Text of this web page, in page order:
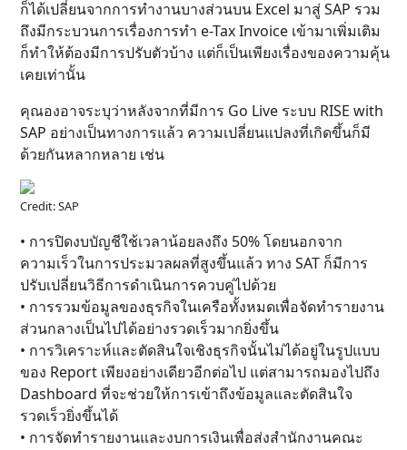
ก็ได้เปลี่ยนจากการทำงานบางส่วนบน Excel มาสู่ SAP รวม
ถึงมีกระบวนการเรื่องการทำ e-Tax Invoice เข้ามาเพิ่มเติม
ก็ทำให้ต้องมีการปรับตัวบ้าง แต่ก็เป็นเพียงเรื่องของความคุ้น
เคยเท่านั้น
คุณองอาจระบุว่าหลังจากที่มีการ Go Live ระบบ RISE with
SAP อย่างเป็นทางการแล้ว ความเปลี่ยนแปลงที่เกิดขึ้นก็มี
ด้วยกันหลากหลาย เช่น
Credit: SAP
• การปิดงบบัญชีใช้เวลาน้อยลงถึง 50% โดยนอกจาก
ความเร็วในการประมวลผลที่สูงขึ้นแล้ว ทาง SAT ก็มีการ
ปรับเปลี่ยนวิธีการดำเนินการควบคู่ไปด้วย
• การรวมข้อมูลของธุรกิจในเครือทั้งหมดเพื่อจัดทำรายงาน
ส่วนกลางเป็นไปได้อย่างรวดเร็วมากยิ่งขึ้น
• การวิเคราะห์และตัดสินใจเชิงธุรกิจนั้นไม่ได้อยู่ในรูปแบบ
ของ Report เพียงอย่างเดียวอีกต่อไป แต่สามารถมองไปถึง
Dashboard ที่จะช่วยให้การเข้าถึงข้อมูลและตัดสินใจ
รวดเร็วยิ่งขึ้นได้
• การจัดทำรายงานและงบการเงินเพื่อส่งสำนักงานคณะ